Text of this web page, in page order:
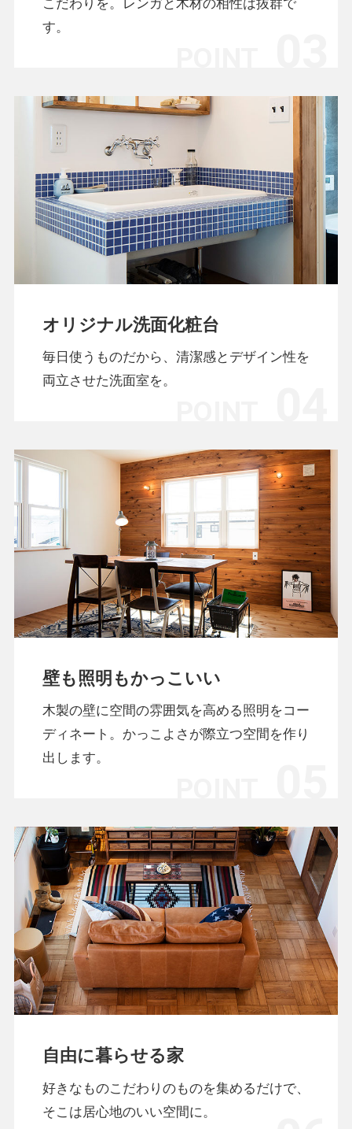
こだわりを。レンガと木材の相性は抜群で
す。
オリジナル洗面化粧台
毎日使うものだから、清潔感とデザイン性を
両立させた洗面室を。
壁も照明もかっこいい
木製の壁に空間の雰囲気を高める照明をコー
ディネート。かっこよさが際立つ空間を作り
出します。
自由に暮らせる家
好きなものこだわりのものを集めるだけで、
そこは居心地のいい空間に。